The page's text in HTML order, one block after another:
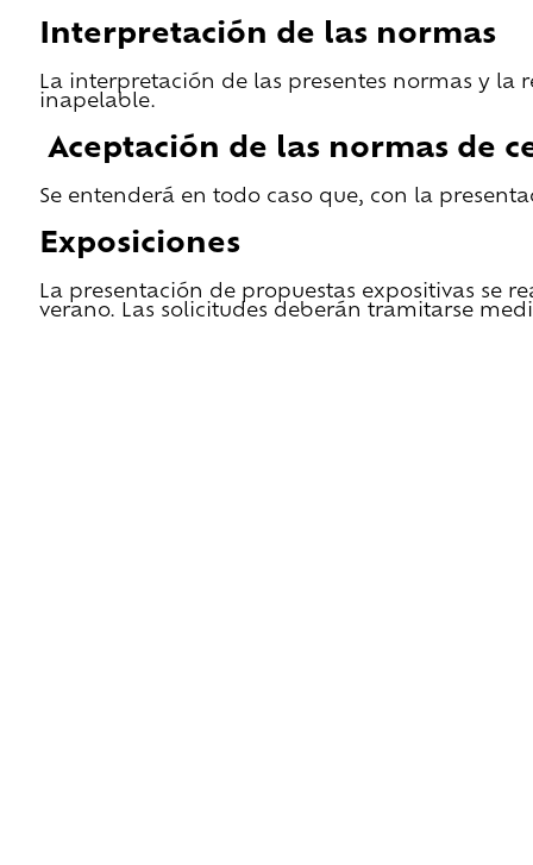
Interpretación de las normas
La interpretación de las presentes normas y la
inapelable.
Aceptación de las normas de
Se entenderá en todo caso que, con la
Exposiciones
La presentación de propuestas expositivas se
verano. Las solicitudes deberán tramitarse